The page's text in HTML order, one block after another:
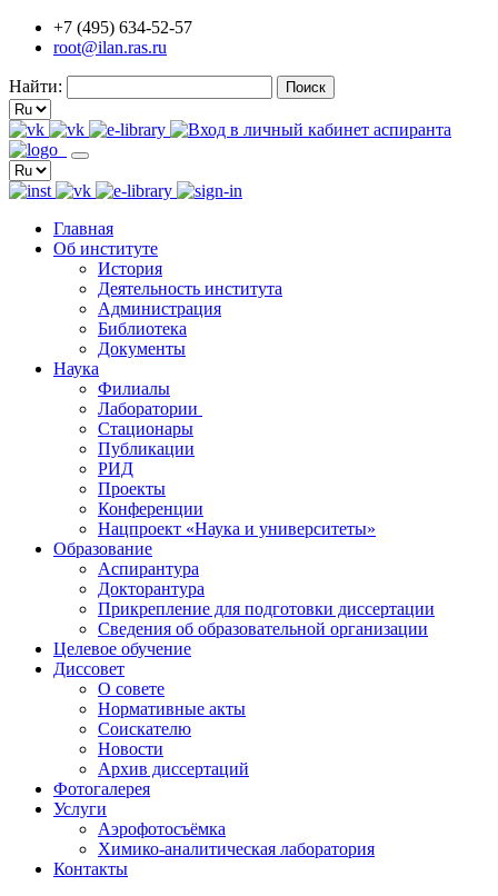
+7 (495) 634-52-57
root@ilan.ras.ru
Найти:
Главная
Об институте
История
Деятельность института
Администрация
Библиотека
Документы
Наука
Филиалы
Лаборатории
Стационары
Публикации
РИД
Проекты
Конференции
Нацпроект «Наука и университеты»
Образование
Аспирантура
Докторантура
Прикрепление для подготовки диссертации
Сведения об образовательной организации
Целевое обучение
Диссовет
О совете
Нормативные акты
Соискателю
Новости
Архив диссертаций
Фотогалерея
Услуги
Аэрофотосъёмка
Химико-аналитическая лаборатория
Контакты